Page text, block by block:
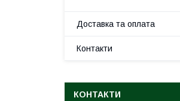
Доставка та оплата
Контакти
КОНТАКТИ